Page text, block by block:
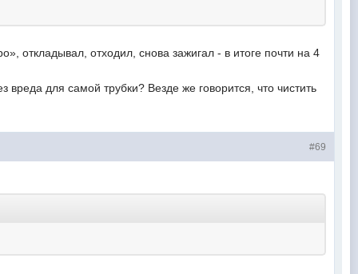
откладывал, отходил, снова зажигал - в итоге почти на 4
для самой трубки? Везде же говорится, что чистить
#69